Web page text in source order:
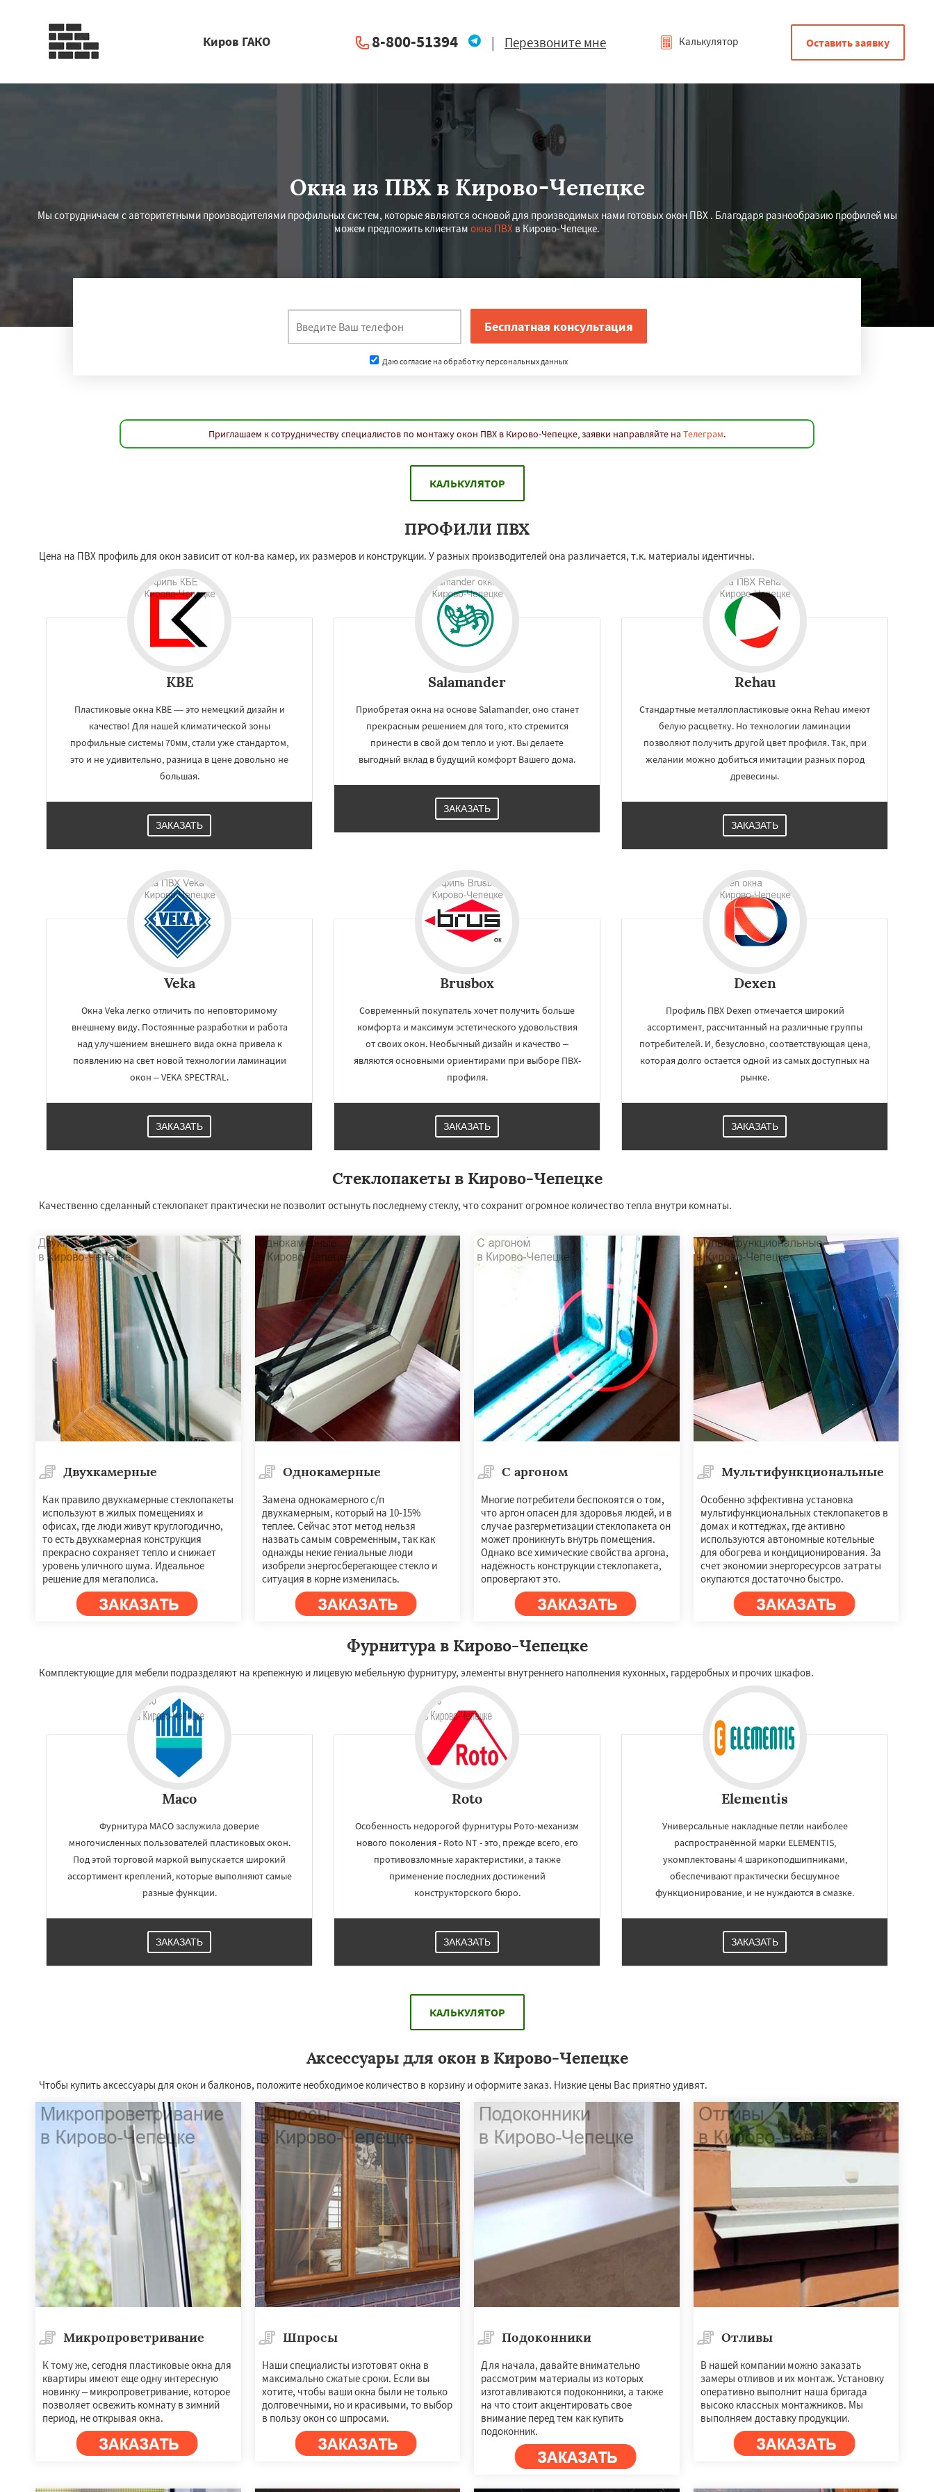
регионам
×
Луза Малмыж Мураши
Нолинск
Омутнинск Орлов
Слободской
Киров ГАКО 8-800-51394 | Перезвоните мне Калькулятор Оставить заявку
Окна из ПВХ в Кирово-Чепецке
Мы сотрудничаем с авторитетными производителями профильных систем, которые являются основой для производимых нами готовых окон ПВХ . Благодаря разнообразию профилей мы
можем предложить клиентам окна ПВХ в Кирово-Чепецке.
Даю согласие на обработку персональных данных
Приглашаем к сотрудничеству специалистов по монтажу окон ПВХ в Кирово-Чепецке, заявки направляйте на Телеграм.
КАЛЬКУЛЯТОР
ПРОФИЛИ ПВХ
Цена на ПВХ профиль для окон зависит от кол-ва камер, их размеров и конструкции. У разных производителей она различается, т.к. материалы идентичны.
KBE
Пластиковые окна КВЕ — это немецкий дизайн и
качество! Для нашей климатической зоны
профильные системы 70мм, стали уже стандартом,
это и не удивительно, разница в цене довольно не
большая.
ЗАКАЗАТЬ
Salamander
Приобретая окна на основе Salamander, оно станет
прекрасным решением для того, кто стремится
принести в свой дом тепло и уют. Вы делаете
выгодный вклад в будущий комфорт Вашего дома.
ЗАКАЗАТЬ
Rehau
Стандартные металлопластиковые окна Rehau имеют
белую расцветку. Но технологии ламинации
позволяют получить другой цвет профиля. Так, при
желании можно добиться имитации разных пород
древесины.
ЗАКАЗАТЬ
Veka
Окна Veka легко отличить по неповторимому
внешнему виду. Постоянные разработки и работа
над улучшением внешнего вида окна привела к
появлению на свет новой технологии ламинации
окон – VEKA SPECTRAL.
ЗАКАЗАТЬ
Brusbox
Современный покупатель хочет получить больше
комфорта и максимум эстетического удовольствия
от своих окон. Необычный дизайн и качество –
являются основными ориентирами при выборе ПВХ-
профиля.
ЗАКАЗАТЬ
Dexen
Профиль ПВХ Dexen отмечается широкий
ассортимент, рассчитанный на различные группы
потребителей. И, безусловно, соответствующая цена,
которая долго остается одной из самых доступных на
рынке.
ЗАКАЗАТЬ
Стеклопакеты в Кирово-Чепецке
Качественно сделанный стеклопакет практически не позволит остынуть последнему стеклу, что сохранит огромное количество тепла внутри комнаты.
Двухкамерные
Как правило двухкамерные стеклопакеты
используют в жилых помещениях и
офисах, где люди живут круглогодично,
то есть двухкамерная конструкция
прекрасно сохраняет тепло и снижает
уровень уличного шума. Идеальное
решение для мегаполиса.
Однокамерные
Замена однокамерного с/п
двухкамерным, который на 10-15%
теплее. Сейчас этот метод нельзя
назвать самым современным, так как
однажды некие гениальные люди
изобрели энергосберегающее стекло и
ситуация в корне изменилась.
С аргоном
Многие потребители беспокоятся о том,
что аргон опасен для здоровья людей, и в
случае разгерметизации стеклопакета он
может проникнуть внутрь помещения.
Однако все химические свойства аргона,
надёжность конструкции стеклопакета,
опровергают это.
Мультифункциональные
Особенно эффективна установка
мультифункциональных стеклопакетов в
домах и коттеджах, где активно
используются автономные котельные
для обогрева и кондиционирования. За
счет экономии энергоресурсов затраты
окупаются достаточно быстро.
Фурнитура в Кирово-Чепецке
Комплектующие для мебели подразделяют на крепежную и лицевую мебельную фурнитуру, элементы внутреннего наполнения кухонных, гардеробных и прочих шкафов.
Maco
Фурнитура MACO заслужила доверие
многочисленных пользователей пластиковых окон.
Под этой торговой маркой выпускается широкий
ассортимент креплений, которые выполняют самые
разные функции.
ЗАКАЗАТЬ
Roto
Особенность недорогой фурнитуры Рото-механизм
нового поколения - Roto NT - это, прежде всего, его
противовзломные характеристики, а также
применение последних достижений
конструкторского бюро.
ЗАКАЗАТЬ
Elementis
Универсальные накладные петли наиболее
распространённой марки ELEMENTIS,
укомплектованы 4 шарикоподшипниками,
обеспечивают практически бесшумное
функционирование, и не нуждаются в смазке.
ЗАКАЗАТЬ
КАЛЬКУЛЯТОР
Аксессуары для окон в Кирово-Чепецке
Чтобы купить аксессуары для окон и балконов, положите необходимое количество в корзину и оформите заказ. Низкие цены Вас приятно удивят.
Микропроветривание
К тому же, сегодня пластиковые окна для
квартиры имеют еще одну интересную
новинку – микропроветривание, которое
позволяет освежить комнату в зимний
период, не открывая окна.
Шпросы
Наши специалисты изготовят окна в
максимально сжатые сроки. Если вы
хотите, чтобы ваши окна были не только
долговечными, но и красивыми, то выбор
в пользу окон со шпросами.
Подоконники
Для начала, давайте внимательно
рассмотрим материалы из которых
изготавливаются подоконники, а также
на что стоит акцентировать свое
внимание перед тем как купить
подоконник.
Отливы
В нашей компании можно заказать
замеры отливов и их монтаж. Установку
оперативно выполнит наша бригада
высоко классных монтажников. Мы
выполняем доставку продукции.